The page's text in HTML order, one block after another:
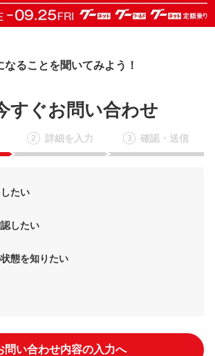
なることを聞いてみよう！
すぐお問い合わせ
2 詳細を入力 3 確認・送信
たい
したい
態を知りたい
問い合わせ内容の入力へ